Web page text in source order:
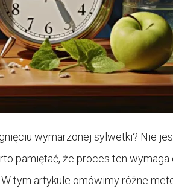
wymarzonej sylwetki? Nie
pamiętać, że proces ten
tym artykule omówimy różne